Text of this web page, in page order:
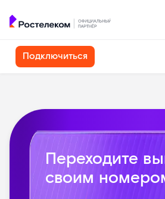
Подключиться
Переходите
своим